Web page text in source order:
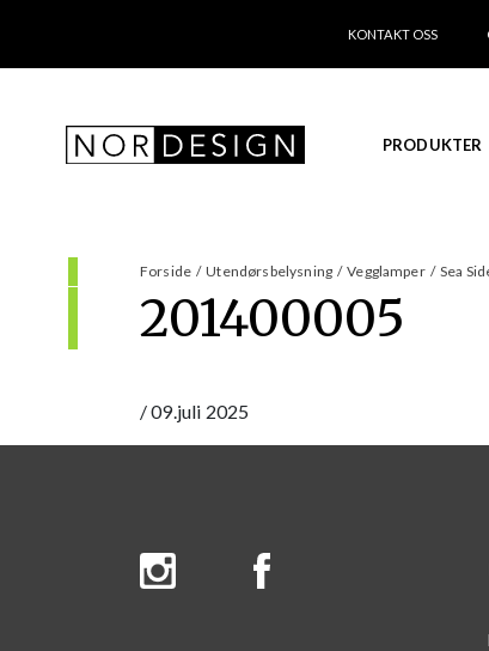
KONTAKT OSS
PRODUKTER
Forside / Utendørsbelysning / Vegglamper / Sea
201400005
/09.juli 2025